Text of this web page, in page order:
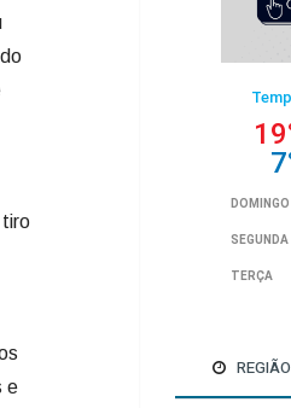
tiro
e
REGIÃO